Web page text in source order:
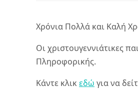
Χρόνια Πολλά και Καλή
Οι χριστουγεννιάτικες
Πληροφορικής.
Κάντε κλικ εδώ για να